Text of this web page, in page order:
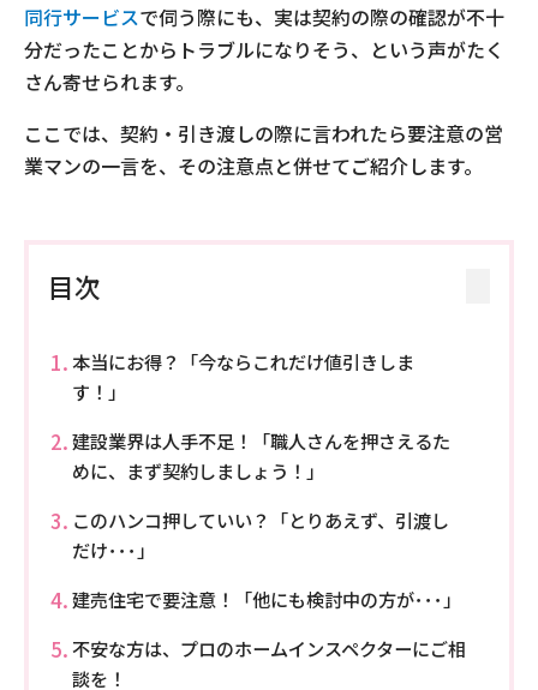
同行サービスで伺う際にも、実は契約の際の確認が不十
分だったことからトラブルになりそう、という声がたく
さん寄せられます。
ここでは、契約・引き渡しの際に言われたら要注意の営
業マンの一言を、その注意点と併せてご紹介します。
目次
本当にお得？「今ならこれだけ値引きしま
す！」
建設業界は人手不足！「職人さんを押さえるた
めに、まず契約しましょう！」
このハンコ押していい？「とりあえず、引渡し
だけ･･･」
建売住宅で要注意！「他にも検討中の方が･･･」
不安な方は、プロのホームインスペクターにご相
談を！